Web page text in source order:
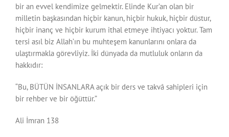
bir an evvel kendimize gelmektir. Elinde Kur’an olan bir
milletin başkasından hiçbir kanun, hiçbir hukuk, hiçbir düstur,
hiçbir inanç ve hiçbir kurum ithal etmeye ihtiyacı yoktur. Tam
tersi asıl biz Allah’ın bu muhteşem kanunlarını onlara da
ulaştırmakla görevliyiz. İki dünyada da mutluluk onların da
hakkıdır:
“Bu, BÜTÜN İNSANLARA açık bir ders ve takvâ sahipleri için
bir rehber ve bir öğüttür.”
Ali İmran 138